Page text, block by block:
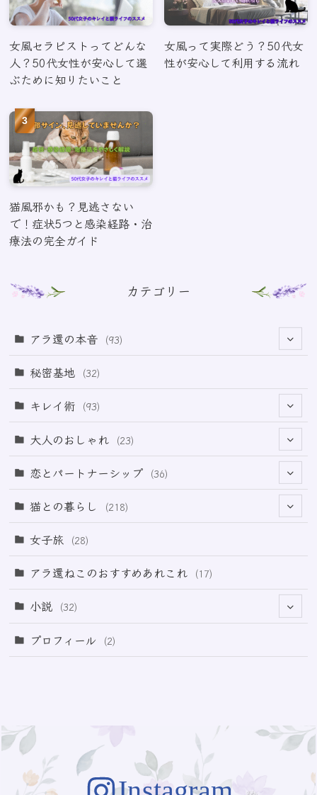
女風セラピストってどんな
人？50代女性が安心して選
ぶために知りたいこと
女風って実際どう？50代女
性が安心して利用する流れ
猫風邪かも？見逃さない
で！症状5つと感染経路・治
療法の完全ガイド
カテゴリー
アラ還の本音 (93)
(69)
秘密基地 (32)
キレイ術 (93)
(32)
(49)
大人のおしゃれ (23)
(21)
(2)
恋とパートナーシップ (36)
(33)
(3)
猫との暮らし (218)
(21)
(73)
女子旅 (28)
アラ還ねこのおすすめあれこれ (17)
小説 (32)
プロフィール (2)